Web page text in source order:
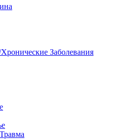
Заболевания